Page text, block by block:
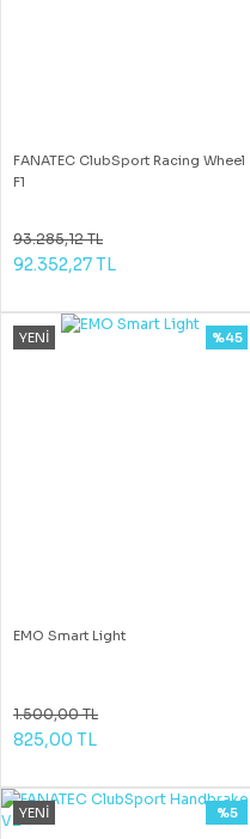
FANATEC ClubSport Racing Wheel
F1
93.285,12 TL
92.352,27 TL
YENİ
EMO Smart Light
%45
1.500,00 TL
825,00 TL
YENİ %5